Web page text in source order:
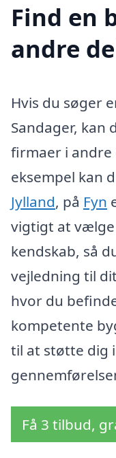
Find en
andre
Hvis du søger
Sandager, kan
firmaer i andre
eksempel kan
Jylland, på Fyn
vigtigt at vælge
kendskab, så
vejledning til
hvor du
kompetente
til at støtte dig
Få 3 tilbud,